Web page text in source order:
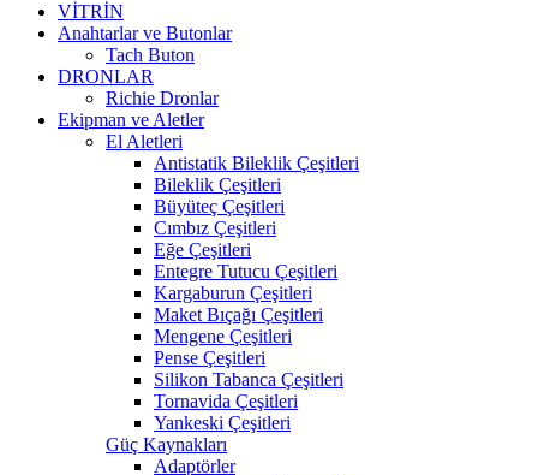
VİTRİN
Anahtarlar ve Butonlar
Tach Buton
DRONLAR
Richie Dronlar
Ekipman ve Aletler
El Aletleri
Antistatik Bileklik Çeşitleri
Bileklik Çeşitleri
Büyüteç Çeşitleri
Cımbız Çeşitleri
Eğe Çeşitleri
Entegre Tutucu Çeşitleri
Kargaburun Çeşitleri
Maket Bıçağı Çeşitleri
Mengene Çeşitleri
Pense Çeşitleri
Silikon Tabanca Çeşitleri
Tornavida Çeşitleri
Yankeski Çeşitleri
Güç Kaynakları
Adaptörler